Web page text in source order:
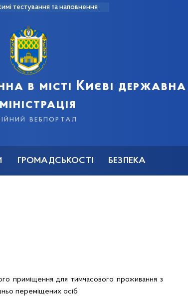
тестування та наповнення
в місті Києві державна
вебпортал
ГРОМАДСЬКОСТІ БЕЗПЕКА
приміщення для тимчасового проживання з
переміщених осіб